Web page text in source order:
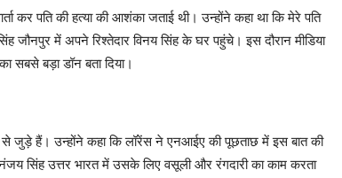
कर पति की हत्या की आशंका जताई थी। उन्होंने कहा था कि मेरे पति
जौनपुर में अपने रिश्तेदार विनय सिंह के घर पहुंचे। इस दौरान मीडिया
सबसे बड़ा डॉन बता दिया।
जुड़े हैं। उन्होंने कहा कि लॉरेंस ने एनआईए की पूछताछ में इस बात की
सिंह उत्तर भारत में उसके लिए वसूली और रंगदारी का काम करता